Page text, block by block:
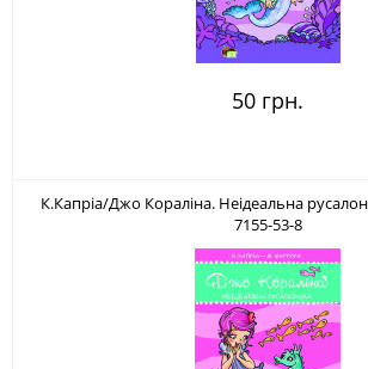
50 грн.
К.Капріа/Джо Кораліна. Неідеальна
7155-53-8